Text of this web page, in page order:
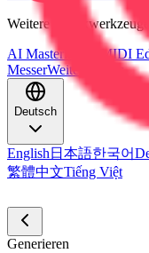
Weitere Musikwerkzeuge
AI Mastering
AI MIDI
MesserWeitere Tools
Deutsch
English 日本語한국어
繁體中文Tiếng Việt
Generieren